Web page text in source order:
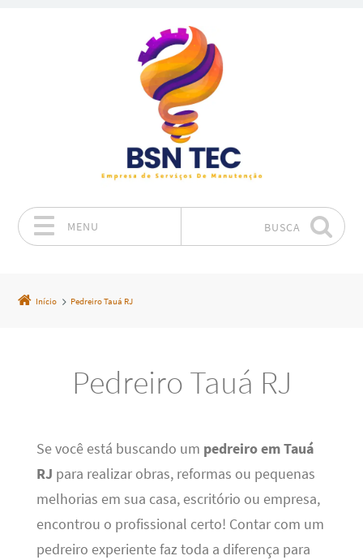
MENU BUSCA
Início Pedreiro Tauá RJ
Pedreiro Tauá RJ
Se você está buscando um pedreiro em Tauá
RJ para realizar obras, reformas ou pequenas
melhorias em sua casa, escritório ou empresa,
encontrou o profissional certo! Contar com um
pedreiro experiente faz toda a diferença para